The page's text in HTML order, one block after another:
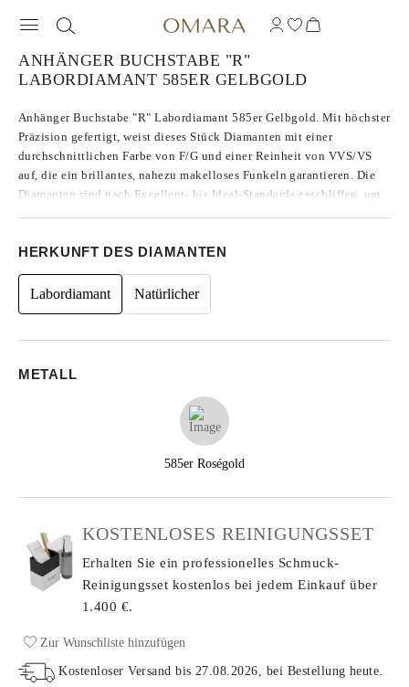
ANHÄNGER BUCHSTABE "R"
LABORDIAMANT 585ER GELBGOLD
Anhänger Buchstabe "R" Labordiamant 585er Gelbgold. Mit höchster
Präzision gefertigt, weist dieses Stück Diamanten mit einer
durchschnittlichen Farbe von F/G und einer Reinheit von VVS/VS
auf, die ein brillantes, nahezu makelloses Funkeln garantieren. Die
Diamanten sind nach Excellent- bis Ideal-Standards geschliffen, um
bekannt sind, zeigen diese Steine keine Fluoreszenz. Die
Seitensteine haben einen runden Schliff und tragen zum zeitlosen
Design bei, mit einer gesamten Karatzahl von 0.11.
HERKUNFT DES DIAMANTEN
Labordiamant Natürlicher
METALL
585er Roségold
KOSTENLOSES REINIGUNGSSET
Erhalten Sie ein professionelles Schmuck-
Reinigungsset kostenlos bei jedem Einkaufüber
1.400 €.
Zur Wunschliste hinzufügen
Kostenloser Versand bis27.08.2026, bei Bestellung heute.